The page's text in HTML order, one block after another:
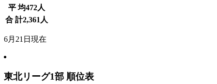
平 均472人
合 計2,361 人
6月21日現在
東北リーグ1部 順位表